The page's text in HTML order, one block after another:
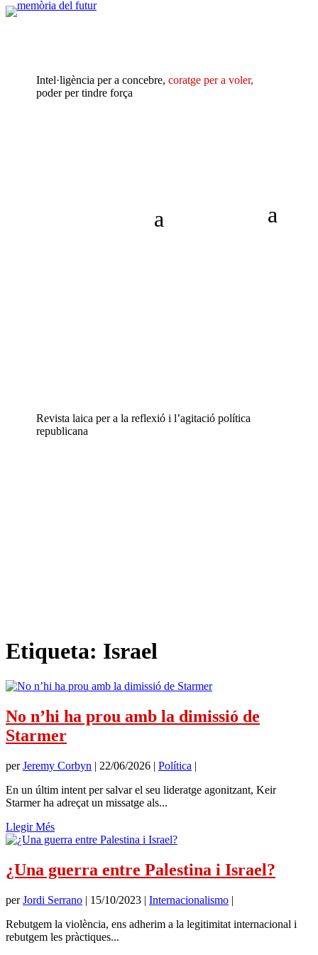
Intel·ligència per a concebre,coratge per a voler,
poder per tindre força
Revista laica per a la reflexió i l’agitació política
republicana
Etiqueta: Israel
No n’hi ha prou amb la dimissió de
Starmer
perJeremy Corbyn | 22/06/2026 | Política |
En un últim intent per salvar el seu lideratge agonitzant, Keir
Starmer ha adreçat un missatge als...
Llegir Més
¿Una guerra entre Palestina i Israel?
perJordi Serrano | 15/10/2023 | Internacionalismo |
Rebutgem la violència, ens adherim a la legitimitat internacional i
rebutgem les pràctiques...